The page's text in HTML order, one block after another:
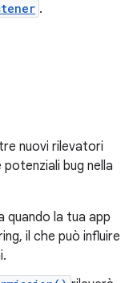
.
nuovi rilevatori
bug nella
quando la tua app
il che può influire